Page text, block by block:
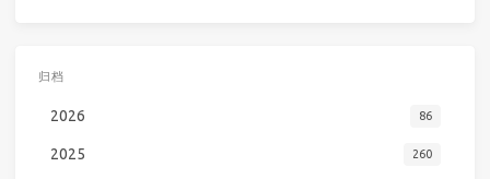
归档
2026 86
2025 260